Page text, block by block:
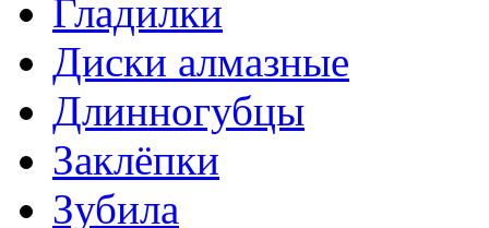
Гладилки
Диски алмазные
Длинногубцы
Заклёпки
Зубила